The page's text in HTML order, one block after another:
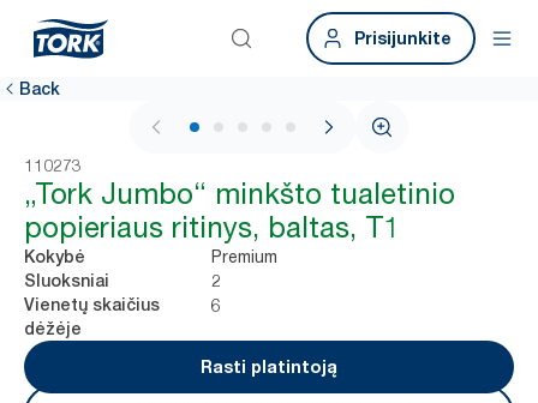
Prisijunkite
Back
1 / 5
110273
„Tork Jumbo“ minkšto tualetinio
popieriaus ritinys, baltas, T1
Kokybė Premium
Sluoksniai 2
Vienetų skaičius
dėžėje
6
Rasti platintoją